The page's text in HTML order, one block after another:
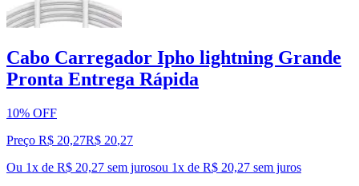
Cabo Carregador Ipho lightning Grande
Pronta Entrega Rápida
10% OFF
Preço R$ 20,27R$ 20,27
Ou 1x de R$ 20,27 sem jurosou 1x de R$ 20,27 sem juros